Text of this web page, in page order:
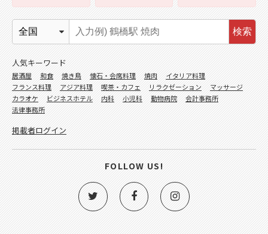
検索
人気キーワード
居酒屋 和食 焼き鳥 懐石・会席料理 焼肉
イタリア料理
フランス料理
アジア料理 喫茶・カフェ リラクゼーション
マッサージ
カラオケ
ビジネスホテル 内科 小児科 動物病院
会計事務所
法律事務所
掲載者ログイン
FOLLOW US!